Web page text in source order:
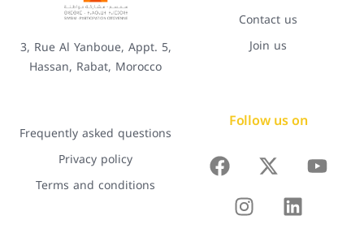
3, Rue Al Yanboue, Appt. 5,
Hassan, Rabat, Morocco
Contact us
Join us
Frequently asked questions
Privacy policy
Terms and conditions
Follow us on